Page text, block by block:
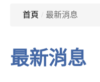
首頁 / 最新消息
最新消息